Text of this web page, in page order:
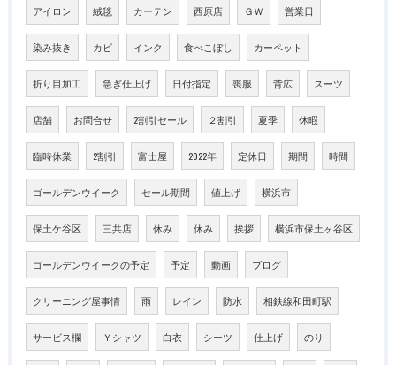
アイロン 絨毯 カーテン 西原店 ＧＷ 営業日
染み抜き カビ インク 食べこぼし カーペット
折り目加工 急ぎ仕上げ 日付指定 喪服 背広 スーツ
店舗 お問合せ 2割引セール ２割引 夏季 休暇
臨時休業 2割引 富士屋 2022年 定休日 期間 時間
ゴールデンウイーク セール期間 値上げ 横浜市
保土ケ谷区 三共店 休み 休み 挨拶 横浜市保土ヶ谷区
ゴールデンウイークの予定 予定 動画 ブログ
クリーニング屋事情 雨 レイン 防水 相鉄線和田町駅
サービス欄 Ｙシャツ 白衣 シーツ 仕上げ のり